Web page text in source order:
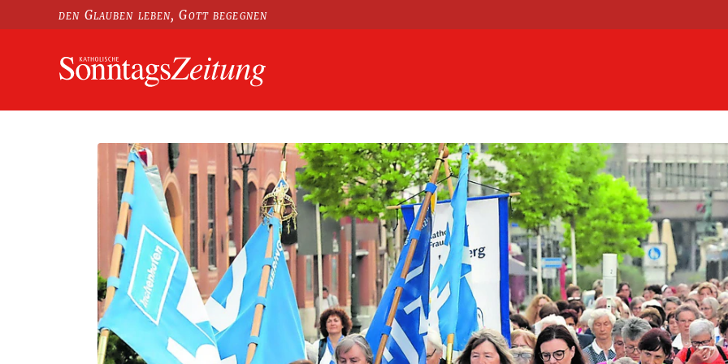
den Glauben leben, Gott begegnen